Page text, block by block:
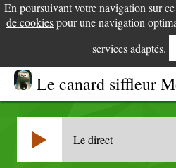
En poursuivant votre navigation sur
de cookiespour une navigation
services adaptés.
Le canard siffleur
Le direct